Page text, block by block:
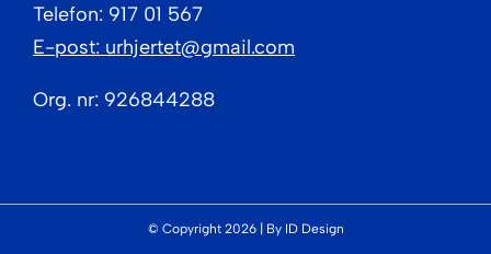
Telefon: 917 01 567
E-post: urhjertet@gmail.com
Org. nr: 926844288
© Copyright 2026 | By ID Design